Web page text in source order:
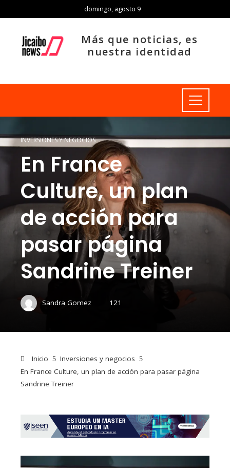
domingo, agosto 9
Más que noticias, es
nuestra identidad
INVERSIONES Y NEGOCIOS
En France
Culture, un plan
de acción para
pasar página
Sandrine Treiner
Sandra Gomez 121
Inicio
Inversiones y negocios
En France Culture, un plan de acción para pasar página
Sandrine Treiner